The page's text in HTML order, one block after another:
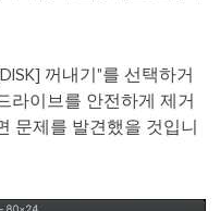
꺼내기"를 선택하거
라이브를 안전하게 제거
문제를 발견했을 것입니